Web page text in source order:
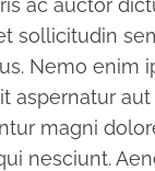
ac auctor
sollicitudin
Nemo enim
aspernatur
magni
nesciunt.